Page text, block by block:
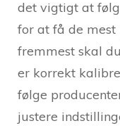
det vigtigt at
for at få de mest
fremmest skal
er korrekt
følge
justere